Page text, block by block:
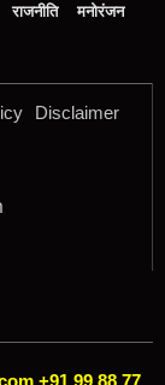
राजनीति
मनोरंजन
Disclaimer
+91 99 88 77